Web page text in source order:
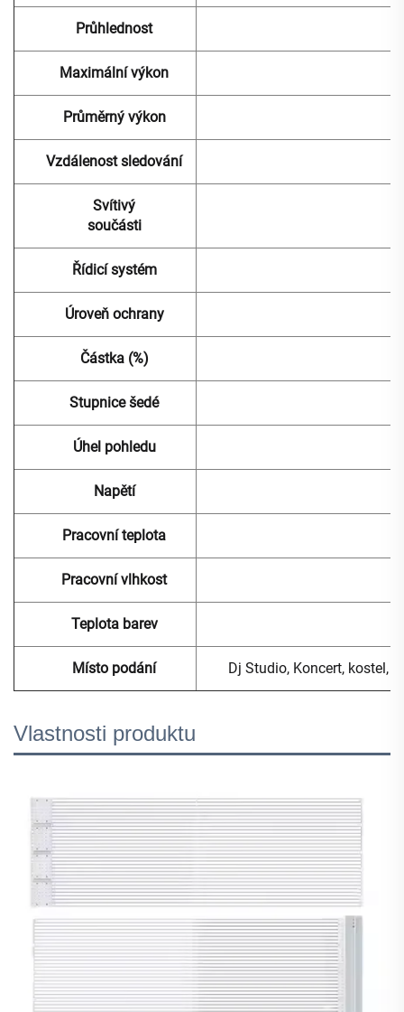
Průhlednost
Maximální výkon
Průměrný výkon
Vzdálenost sledování
Svítivý
součásti
Řídicí systém
Úroveň ochrany
Částka (%)
Stupnice šedé
Úhel pohledu
Napětí
Pracovní teplota
Pracovní vlhkost
Teplota barev
Místo podání Dj Studio, Koncert, kostel,
Vlastnosti produktu